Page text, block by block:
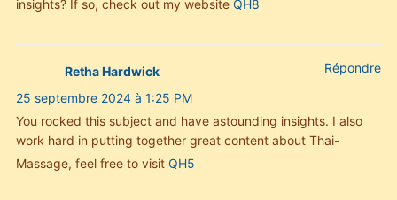
insights? If so, check out my website QH8
Retha Hardwick
25 septembre 2024 à 1:25 PM
You rocked this subject and have astounding insights. I also
work hard in putting together great content about Thai-
Massage, feel free to visit QH5
Répondre